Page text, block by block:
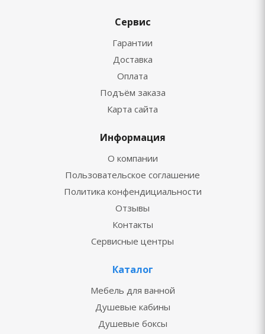
Сервис
Гарантии
Доставка
Оплата
Подъём заказа
Карта сайта
Информация
О компании
Пользовательское соглашение
Политика конфендициальности
Отзывы
Контакты
Сервисные центры
Каталог
Мебель для ванной
Душевые кабины
Душевые боксы